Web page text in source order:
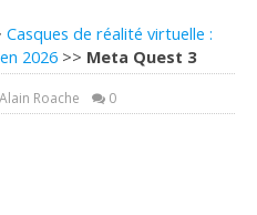
Casques de réalité virtuelle :
2026 >> Meta Quest 3
Alain Roache 0